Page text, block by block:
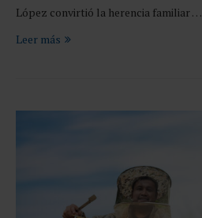
López convirtió la herencia familiar …
Leer más